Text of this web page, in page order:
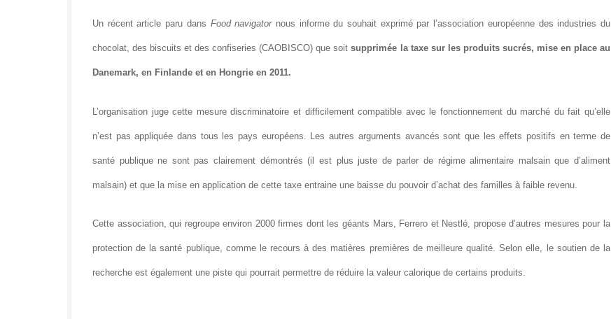
Un récent article paru dans Food navigatornous informe du souhait exprimé par l’association européenne des industries du
chocolat, des biscuits et des confiseries (CAOBISCO) que soitsupprimée la taxe sur les produits sucrés, mise en place au
Danemark, en Finlande et en Hongrie en 2011.
L’organisation juge cette mesure discriminatoire et difficilement compatible avec le fonctionnement du marché du fait qu’elle
n’est pas appliquée dans tous les pays européens. Les autres arguments avancés sont que les effets positifs en terme de
santé publique ne sont pas clairement démontrés (il est plus juste de parler de régime alimentaire malsain que d’aliment
malsain) et que la mise en application de cette taxe entraine une baisse du pouvoir d’achat des familles à faible revenu.
Cette association, qui regroupe environ 2000 firmes dont les géants Mars, Ferrero et Nestlé, propose d’autres mesures pour la
protection de la santé publique, comme le recours à des matières premières de meilleure qualité. Selon elle, le soutien de la
recherche est également une piste qui pourrait permettre de réduire la valeur calorique de certains produits.